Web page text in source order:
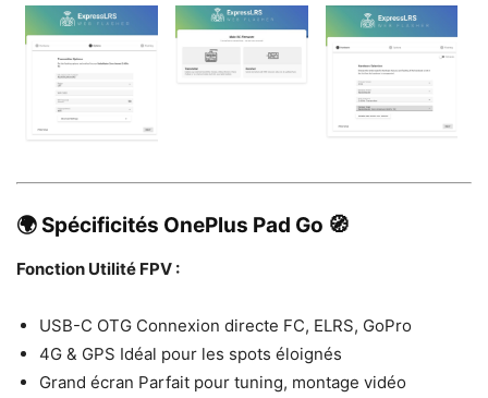
🌍 Spécificités OnePlus Pad Go 🧭
Fonction Utilité FPV :
USB-C OTG Connexion directe FC, ELRS, GoPro
4G & GPS Idéal pour les spots éloignés
Grand écran Parfait pour tuning, montage vidéo